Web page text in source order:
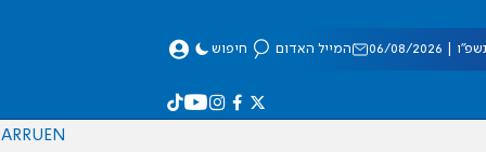
08/2026 המייל האדום חיפוש
EN
RU
AR